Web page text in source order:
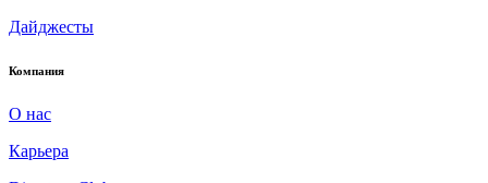
Дайджесты
Компания
О нас
Карьера